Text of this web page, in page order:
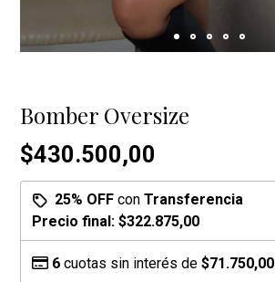
Bomber Oversize
$430.500,00
25% OFF conTransferencia
Precio final:$322.875,00
6 cuotas sin interés de$71.750,00